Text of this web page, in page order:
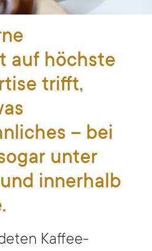
auf höchste
trifft,
– bei
unter
innerhalb
Kaffee-